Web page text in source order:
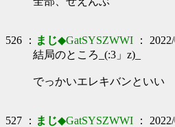
526 ： まじ◆GatSYSZWWI ：
結局のところ_(:3」z)_
でっかいエレキバンといい
527 ： まじ◆GatSYSZWWI ：